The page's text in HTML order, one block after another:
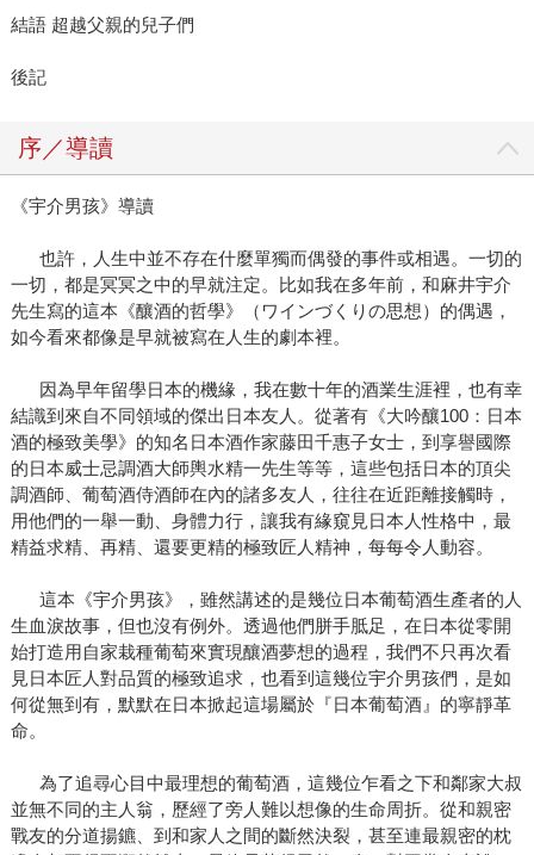
結語 超越父親的兒子們
後記
序／導讀
《宇介男孩》導讀
也許，人生中並不存在什麼單獨而偶發的事件或相遇。一切的
一切，都是冥冥之中的早就注定。比如我在多年前，和麻井宇介
先生寫的這本《釀酒的哲學》（ワインづくりの思想）的偶遇，
如今看來都像是早就被寫在人生的劇本裡。
因為早年留學日本的機緣，我在數十年的酒業生涯裡，也有幸
結識到來自不同領域的傑出日本友人。從著有《大吟釀100：日本
酒的極致美學》的知名日本酒作家藤田千惠子女士，到享譽國際
的日本威士忌調酒大師輿水精一先生等等，這些包括日本的頂尖
調酒師、葡萄酒侍酒師在內的諸多友人，往往在近距離接觸時，
用他們的一舉一動、身體力行，讓我有緣窺見日本人性格中，最
精益求精、再精、還要更精的極致匠人精神，每每令人動容。
這本《宇介男孩》，雖然講述的是幾位日本葡萄酒生產者的人
生血淚故事，但也沒有例外。透過他們胼手胝足，在日本從零開
始打造用自家栽種葡萄來實現釀酒夢想的過程，我們不只再次看
見日本匠人對品質的極致追求，也看到這幾位宇介男孩們，是如
何從無到有，默默在日本掀起這場屬於『日本葡萄酒』的寧靜革
命。
為了追尋心目中最理想的葡萄酒，這幾位乍看之下和鄰家大叔
並無不同的主人翁，歷經了旁人難以想像的生命周折。從和親密
戰友的分道揚鑣、到和家人之間的斷然決裂，甚至連最親密的枕